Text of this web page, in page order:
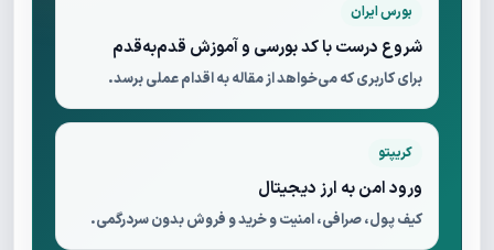
بورس ایران
شروع درست با کد بورسی و آموزش قدم‌به‌قدم
برای کاربری که می‌خواهد از مقاله به اقدام عملی برسد.
کریپتو
ورود امن به ارز دیجیتال
کیف پول، صرافی، امنیت و خرید و فروش بدون سردرگمی.